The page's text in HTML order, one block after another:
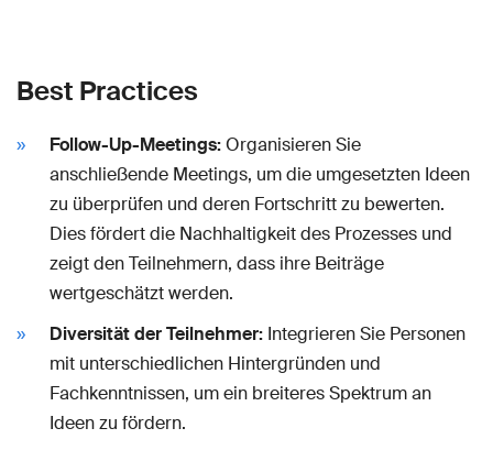
Best Practices
Follow-Up-Meetings:Organisieren Sie
anschließende Meetings, um die umgesetzten Ideen
zu überprüfen und deren Fortschritt zu bewerten.
Dies fördert die Nachhaltigkeit des Prozesses und
zeigt den Teilnehmern, dass ihre Beiträge
wertgeschätzt werden.
Diversität der Teilnehmer: Integrieren Sie Personen
mit unterschiedlichen Hintergründen und
Fachkenntnissen, um ein breiteres Spektrum an
Ideen zu fördern.